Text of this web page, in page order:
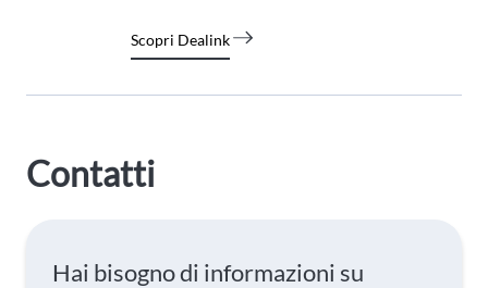
Scopri Dealink
Contatti
Hai bisogno di informazioni su